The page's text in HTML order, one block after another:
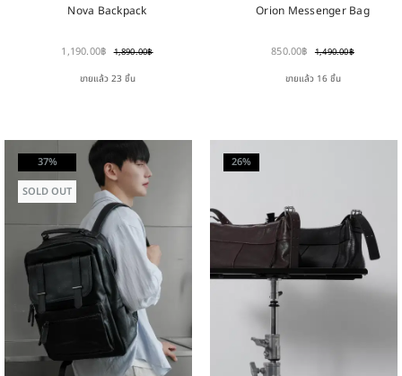
Nova Backpack
1,190.00฿ 1,890.00฿
ขายแล้ว 23 ชิ้น
Orion Messenger Bag
850.00฿ 1,490.00฿
ขายแล้ว 16 ชิ้น
37%
SOLD OUT
26%